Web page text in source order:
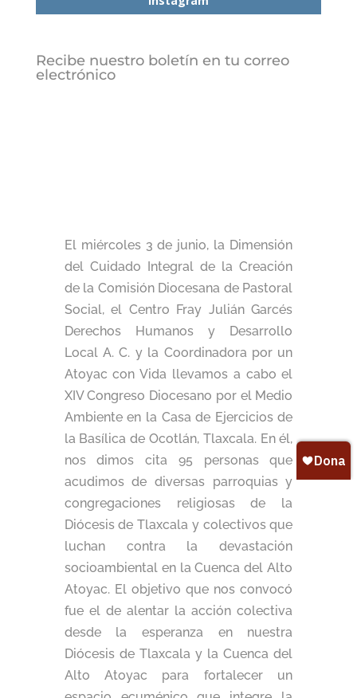
Recibe nuestro boletín en tu correo
electrónico
El miércoles 3 de junio, la Dimensión
del Cuidado Integral de la Creación
de la Comisión Diocesana de Pastoral
Social, el Centro Fray Julián Garcés
Derechos Humanos y Desarrollo
Local A. C. y la Coordinadora por un
Atoyac con Vida llevamos a cabo el
XIV Congreso Diocesano por el Medio
Ambiente en la Casa de Ejercicios de
la Basílica de Ocotlán, Tlaxcala. En él,
nos dimos cita 95 personas que
acudimos de diversas parroquias y
congregaciones religiosas de la
Diócesis de Tlaxcala y colectivos que
luchan contra la devastación
socioambiental en la Cuenca del Alto
Atoyac. El objetivo que nos convocó
fue el de alentar la acción colectiva
desde la esperanza en nuestra
Diócesis de Tlaxcala y la Cuenca del
Alto Atoyac para fortalecer un